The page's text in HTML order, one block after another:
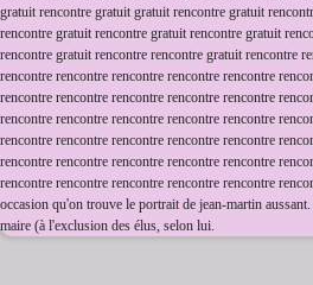
gratuit rencontre gratuit gratuit rencontre gratuit
rencontre gratuit rencontre gratuit rencontre gratuit
rencontre gratuit rencontre rencontre gratuit rencontre
rencontre rencontre rencontre rencontre rencontre
rencontre rencontre rencontre rencontre rencontre
rencontre rencontre rencontre rencontre rencontre
rencontre rencontre rencontre rencontre rencontre
rencontre rencontre rencontre rencontre rencontre
rencontre rencontre rencontre rencontre rencontre
occasion qu'on trouve le portrait de jean-martin
maire (à l'exclusion des élus, selon lui.